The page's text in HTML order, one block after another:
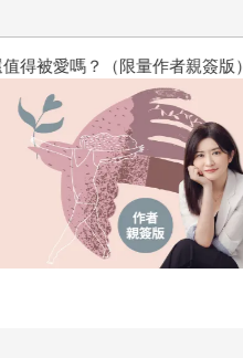
PUGO噗果聰明書包開學季預